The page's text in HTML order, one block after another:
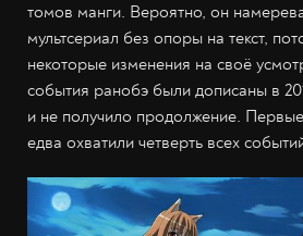
томов манги. Вероятно, он
мультсериал без опоры на текст,
некоторые изменения на своё
события ранобэ были дописаны в
и не получило продолжение.
едва охватили четверть всех